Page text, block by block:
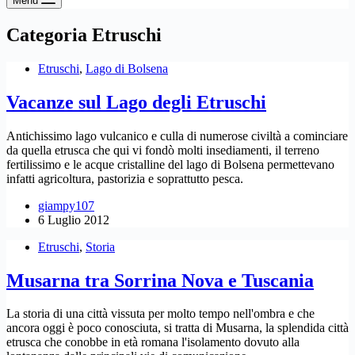
Categoria Etruschi
Etruschi, Lago di Bolsena
Vacanze sul Lago degli Etruschi
Antichissimo lago vulcanico e culla di numerose civiltà a cominciare
da quella etrusca che qui vi fondò molti insediamenti, il terreno
fertilissimo e le acque cristalline del lago di Bolsena permettevano
infatti agricoltura, pastorizia e soprattutto pesca.
giampy107
6 Luglio 2012
Etruschi, Storia
Musarna tra Sorrina Nova e Tuscania
La storia di una città vissuta per molto tempo nell'ombra e che
ancora oggi è poco conosciuta, si tratta di Musarna, la splendida città
etrusca che conobbe in età romana l'isolamento dovuto alla